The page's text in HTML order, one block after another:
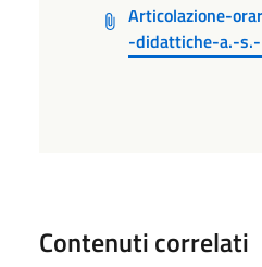
Articolazione-
-didattiche-a.-
Contenuti correlati